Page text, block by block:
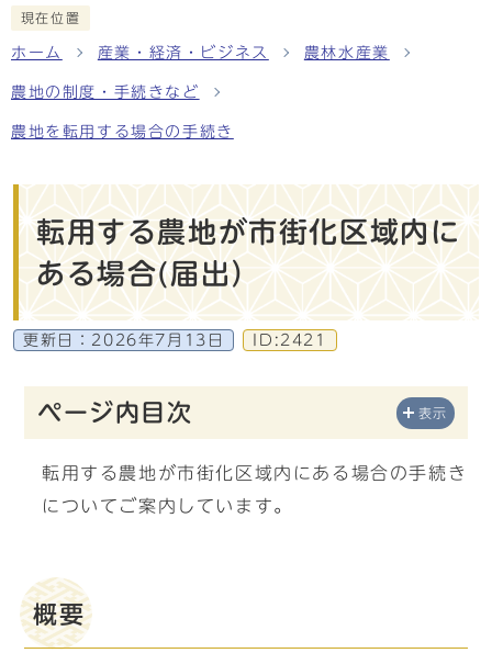
現在位置
ホーム 産業・経済・ビジネス 農林水産業
農地の制度・手続きなど
農地を転用する場合の手続き
転用する農地が市街化区域内に
ある場合(届出）
更新日： 2026年7月13日 ID:2421
ページ内目次 表示
転用する農地が市街化区域内にある場合の手続き
についてご案内しています。
概要